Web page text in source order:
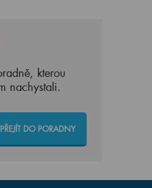
kterou
nachystali.
PŘEJÍT DO PORADNY